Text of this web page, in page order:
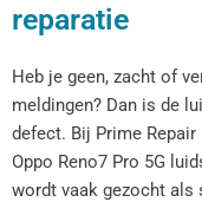
reparatie
Heb je geen, zacht of
meldingen? Dan is de
defect. Bij Prime
Oppo Reno7 Pro 5G
wordt vaak gezocht als